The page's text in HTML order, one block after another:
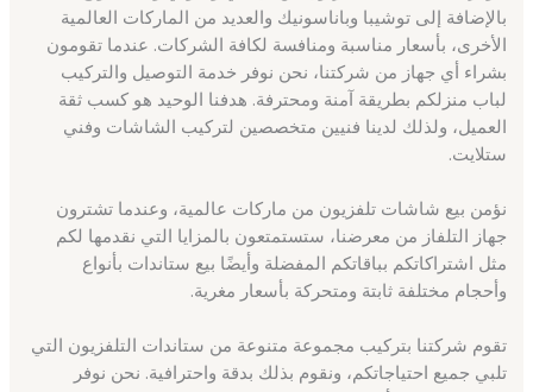
بالإضافة إلى توشيبا وباناسونيك والعديد من الماركات العالمية
الأخرى، بأسعار مناسبة ومنافسة لكافة الشركات. عندما تقومون
بشراء أي جهاز من شركتنا، نحن نوفر خدمة التوصيل والتركيب
لباب منزلكم بطريقة آمنة ومحترفة. هدفنا الوحيد هو كسب ثقة
العميل، ولذلك لدينا فنيين متخصصين لتركيب الشاشات وفني
ستلايت.
نؤمن بيع شاشات تلفزيون من ماركات عالمية، وعندما تشترون
جهاز التلفاز من معرضنا، ستستمتعون بالمزايا التي نقدمها لكم
مثل اشتراكاتكم بباقاتكم المفضلة وأيضًا بيع ستاندات بأنواع
وأحجام مختلفة ثابتة ومتحركة بأسعار مغرية.
تقوم شركتنا بتركيب مجموعة متنوعة من ستاندات التلفزيون التي
تلبي جميع احتياجاتكم، ونقوم بذلك بدقة واحترافية. نحن نوفر